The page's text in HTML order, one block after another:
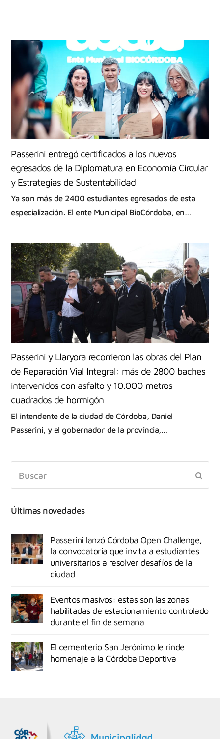
Passerini entregó certificados a los nuevos
egresados de la Diplomatura en Economía Circular
y Estrategias de Sustentabilidad
Ya son más de 2400 estudiantes egresados de esta
especialización. El ente Municipal BioCórdoba, en…
Passerini y Llaryora recorrieron las obras del Plan
de Reparación Vial Integral: más de 2800 baches
intervenidos con asfalto y 10.000 metros
cuadrados de hormigón
El intendente de la ciudad de Córdoba, Daniel
Passerini, y el gobernador de la provincia,…
Últimas novedades
Passerini lanzó Córdoba Open Challenge,
la convocatoria que invita a estudiantes
universitarios a resolver desafíos de la
ciudad
Eventos masivos: estas son las zonas
habilitadas de estacionamiento controlado
durante el fin de semana
El cementerio San Jerónimo le rinde
homenaje a la Córdoba Deportiva